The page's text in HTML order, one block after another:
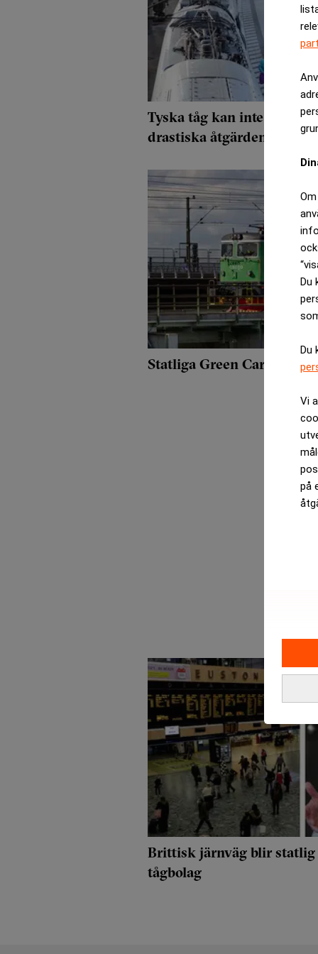
Du
Du
Vi
på
Tyska tåg kan inte gå i tid
drastiska åtgärden
Statliga Green Cargo
Brittisk järnväg blir
tågbolag